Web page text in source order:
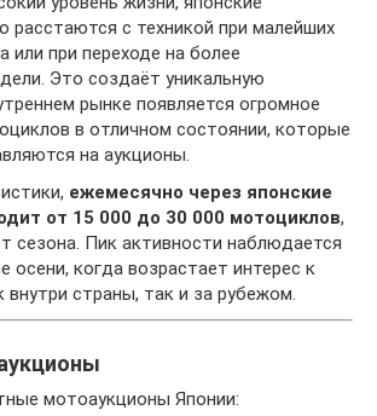
расстаются с техникой при малейших
или при переходе на более
Это создаёт уникальную
рынке появляется огромное
в отличном состоянии, которые
на аукционы.
ежемесячно через японские
от 15 000 до 30 000 мотоциклов,
сезона. Пик активности наблюдается
осени, когда возрастает интерес к
внутри страны, так и за рубежом.
мотоаукционы Японии: